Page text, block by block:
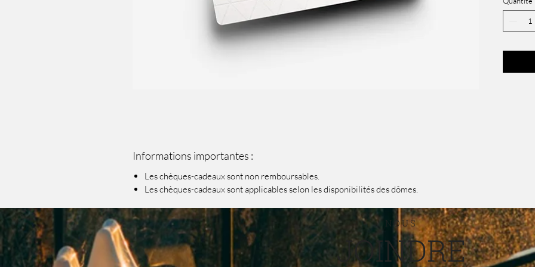
ci
Informations importantes :
Les chèques-cadeaux sont non remboursables.
Les chèques-cadeaux sont applicables selon les disponibilités des dômes.
NOUS
JOINDRE